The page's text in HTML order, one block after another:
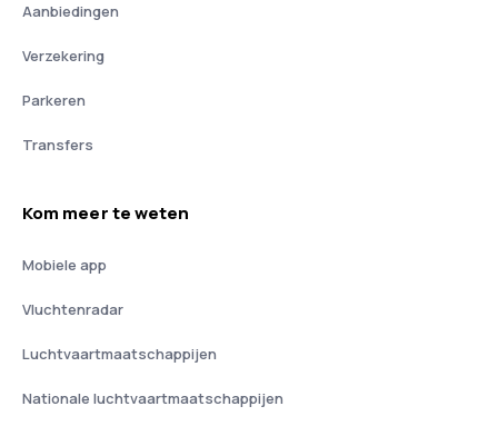
Aanbiedingen
Verzekering
Parkeren
Transfers
Kom meer te weten
Mobiele app
Vluchtenradar
Luchtvaartmaatschappijen
Nationale luchtvaartmaatschappijen